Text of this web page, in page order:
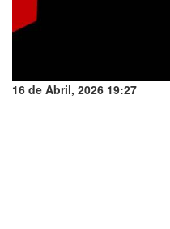
16 de Abril, 2026 19:27